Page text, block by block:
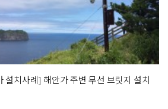
설치사례] 해안가 주변 무선 브릿지 설치